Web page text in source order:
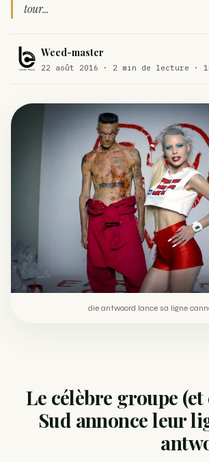
Recette : Préparation du beurre de
Étude : L’extrait de cannabis, un traitement
contre les maux de dos…
Un fabricant polonais de textiles à base de
suscite une forte…
tour…
Weed-master
22 août 2016 · 2 min de lecture ·
die antwoord lance sa ligne
Le célèbre groupe
Sud annonce leur